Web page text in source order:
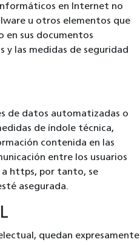
en Internet no
u otros elementos que
en sus documentos
y las medidas de seguridad
de datos automatizadas o
de índole técnica,
contenida en las
entre los usuarios
a https, por tanto, se
asegurada.
quedan expresamente